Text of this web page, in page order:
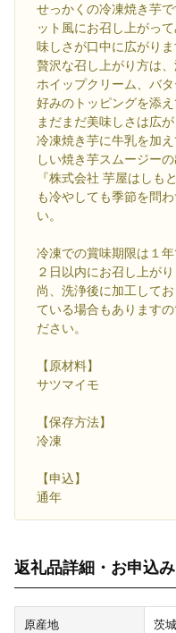
せっかくの冷凍焼き芋
ット風にお召し上がっ
味しさが口中に広がりま
贅沢な召し上がり方は
ホイップクリーム、バ
好みのトッピングを添
まだまだ美味しさは広が
冷凍焼き芋に牛乳を加
しい焼き芋スムージーの
『株式会社 芋屋はしも
も冷やしても季節を問
い。
冷凍での賞味期限は１
２日以内にお召し上がり
尚、洗浄後に加工して
ている場合もあります
ださい。
【原材料】
サツマイモ
【保存方法】
冷凍
【申込】
通年
返礼品詳細・お申込
原産地 茨